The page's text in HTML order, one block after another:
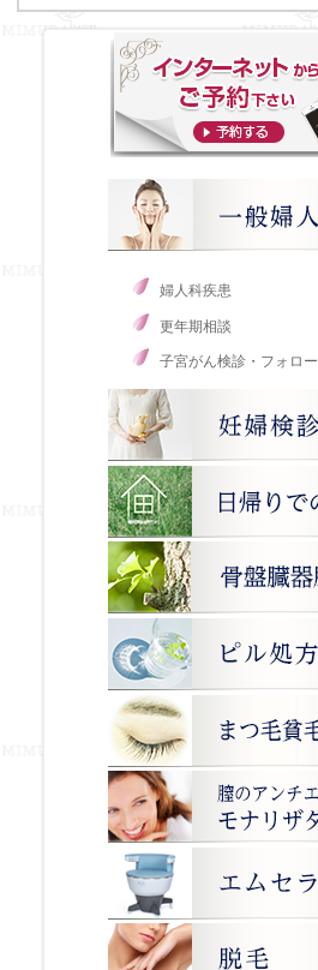
婦人科疾患
更年期相談
子宮がん検診・フォロー